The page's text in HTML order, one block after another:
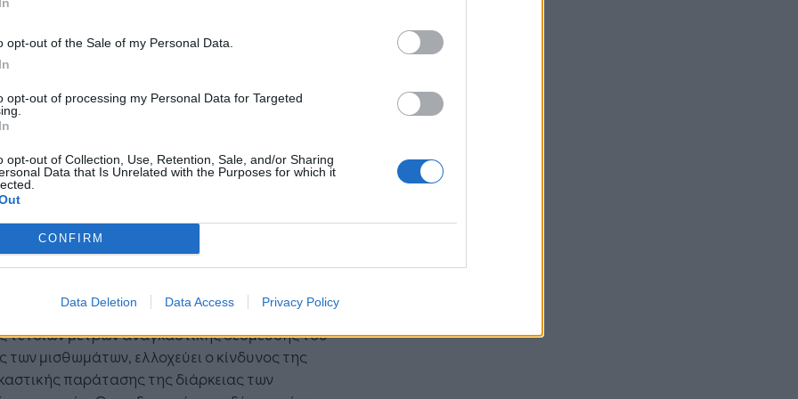
opt-out of the Sale of my Personal Data.
opt-out of processing my Personal Data for Targeted
opt-out of Collection, Use, Retention, Sale, and/or Sharing
Data that Is Unrelated with the Purposes for which it
CONFIRM
Data Deletion Data Access Privacy Policy
η σημερινή αποκλιμάκωση του πληθωρισμού
δικαιολογεί τη συνέχιση του μέτρου αυτού.
αυτή είναι μια απαράδεκτη παρέμβαση
χαρακτήρα αφού στρέφεται εναντίον
και μεσαίας ιδιοκτησίας, καταργώντας
υφισταμένων συμβάσεων και χωρίς
αντίβαρο υπέρ της, όπως η αναγκαία πλέον
της φορολογίας των μισθωμάτων, ενώ
αφήνει ανενόχλητη τη μεγάλη
και το Δημόσιο.
όμως πλέον επικίνδυνο είναι ότι στο χρονικό
τέτοιων μέτρων αναγκαστικής δέσμευσης του
των μισθωμάτων, ελλοχεύει ο κίνδυνος της
παράτασης της διάρκειας των